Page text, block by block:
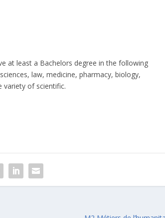
at least a Bachelors degree in the following
law, medicine, pharmacy, biology,
variety of scientific.